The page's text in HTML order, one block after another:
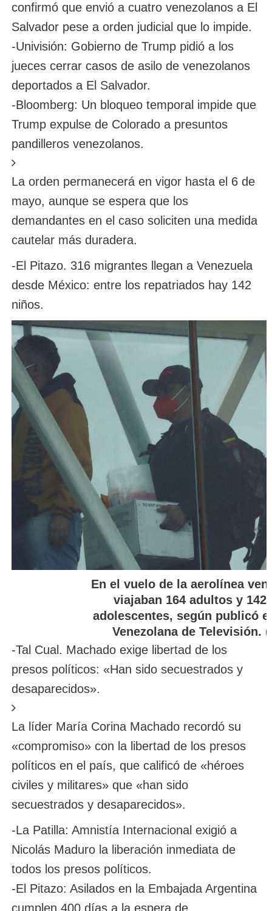
confirmó que envió a cuatro venezolanos a El
Salvador pese a orden judicial que lo impide.
-Univisión: Gobierno de Trump pidió a los
jueces cerrar casos de asilo de venezolanos
deportados a El Salvador.
-Bloomberg: Un bloqueo temporal impide que
Trump expulse de Colorado a presuntos
pandilleros venezolanos.
La orden permanecerá en vigor hasta el 6 de
mayo, aunque se espera que los
demandantes en el caso soliciten una medida
cautelar más duradera.
-El Pitazo. 316 migrantes llegan a Venezuela
desde México: entre los repatriados hay 142
niños.
En el vuelo de la aerolínea
viajaban 164 adultos y
adolescentes, según publicó
Venezolana de Televisión.
-Tal Cual. Machado exige libertad de los
presos políticos: «Han sido secuestrados y
desaparecidos».
La líder María Corina Machado recordó su
«compromiso» con la libertad de los presos
políticos en el país, que calificó de «héroes
civiles y militares» que «han sido
secuestrados y desaparecidos».
-La Patilla: Amnistía Internacional exigió a
Nicolás Maduro la liberación inmediata de
todos los presos políticos.
-El Pitazo: Asilados en la Embajada Argentina
cumplen 400 días a la espera de